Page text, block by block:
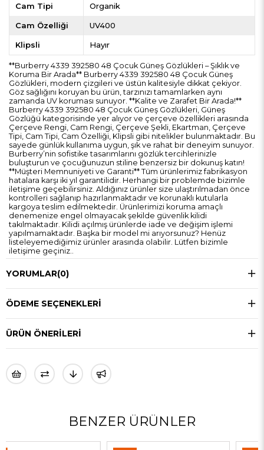
Cam Tipi Organik
Cam Özelliği UV400
Klipsli Hayır
**Burberry 4339 392580 48 Çocuk Güneş Gözlükleri – Şıklık ve
Koruma Bir Arada** Burberry 4339 392580 48 Çocuk Güneş
Gözlükleri, modern çizgileri ve üstün kalitesiyle dikkat çekiyor.
Göz sağlığını koruyan bu ürün, tarzınızı tamamlarken aynı
zamanda UV koruması sunuyor. **Kalite ve Zarafet Bir Arada!**
Burberry 4339 392580 48 Çocuk Güneş Gözlükleri, Güneş
Gözlüğü kategorisinde yer alıyor ve çerçeve özellikleri arasında
Çerçeve Rengi, Cam Rengi, Çerçeve Şekli, Ekartman, Çerçeve
Tipi, Cam Tipi, Cam Özelliği, Klipsli gibi nitelikler bulunmaktadır. Bu
sayede günlük kullanıma uygun, şık ve rahat bir deneyim sunuyor.
Burberry’nin sofistike tasarımlarını gözlük tercihlerinizle
buluşturun ve çocuğunuzun stiline benzersiz bir dokunuş katın!
**Müşteri Memnuniyeti ve Garanti** Tüm ürünlerimiz fabrikasyon
hatalara karşı iki yıl garantilidir. Herhangi bir problemde bizimle
iletişime geçebilirsiniz. Aldığınız ürünler size ulaştırılmadan önce
kontrolleri sağlanıp hazırlanmaktadır ve korunaklı kutularla
kargoya teslim edilmektedir. Ürünlerimizi koruma amaçlı
denemenize engel olmayacak şekilde güvenlik kilidi
takılmaktadır. Kilidi açılmış ürünlerde iade ve değişim işlemi
yapılmamaktadır. Başka bir model mi arıyorsunuz? Henüz
listeleyemediğimiz ürünler arasında olabilir. Lütfen bizimle
iletişime geçiniz..
YORUMLAR(0)
ÖDEME SEÇENEKLERI
ÜRÜN ÖNERILERI
BENZER ÜRÜNLER